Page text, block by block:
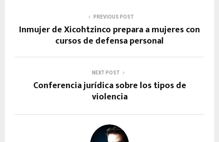
PREVIOUS POST
Inmujer de Xicohtzinco prepara a mujeres con
cursos de defensa personal
NEXT POST
Conferencia jurídica sobre los tipos de
violencia